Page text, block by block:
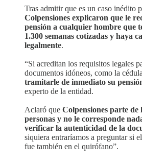
Tras admitir que es un caso inédito
Colpensiones explicaron que le
pensión a cualquier hombre que
1.300 semanas cotizadas y haya
legalmente.
“Si acreditan los requisitos legales
documentos idóneos, como la
tramitarle de inmediato su
experto de la entidad.
Aclaró que Colpensiones parte de
personas y no le corresponde
verificar la autenticidad de la
siquiera entraríamos a preguntar si
fue también en el quirófano”.